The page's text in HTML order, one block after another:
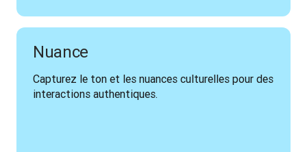
Nuance
Capturez le ton et les nuances culturelles pour des
interactions authentiques.